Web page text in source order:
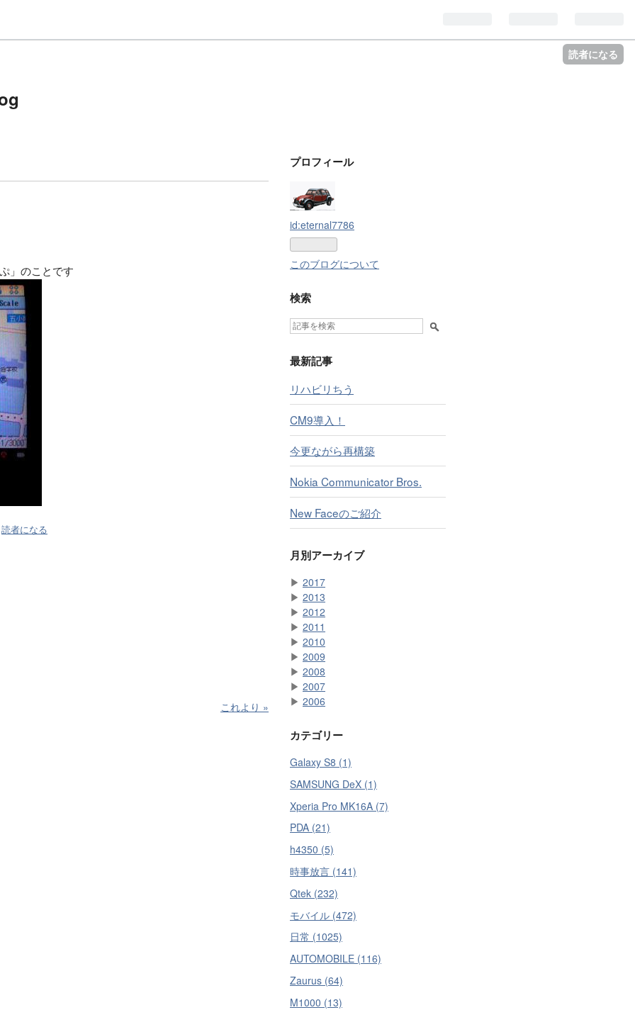
読者になる
」のことです
読者になる
これより »
プロフィール
id:eternal7786
このブログについて
検索
最新記事
リハビリちう
CM9導入！
今更ながら再構築
Nokia Communicator Bros.
New Faceのご紹介
月別アーカイブ
▶ 2017
▶ 2013
▶ 2012
▶ 2011
▶ 2010
▶ 2009
▶ 2008
▶ 2007
▶ 2006
カテゴリー
Galaxy S8 (1)
SAMSUNG DeX (1)
Xperia Pro MK16A (7)
PDA (21)
h4350 (5)
時事放言 (141)
Qtek (232)
モバイル (472)
日常 (1025)
AUTOMOBILE (116)
Zaurus (64)
M1000 (13)